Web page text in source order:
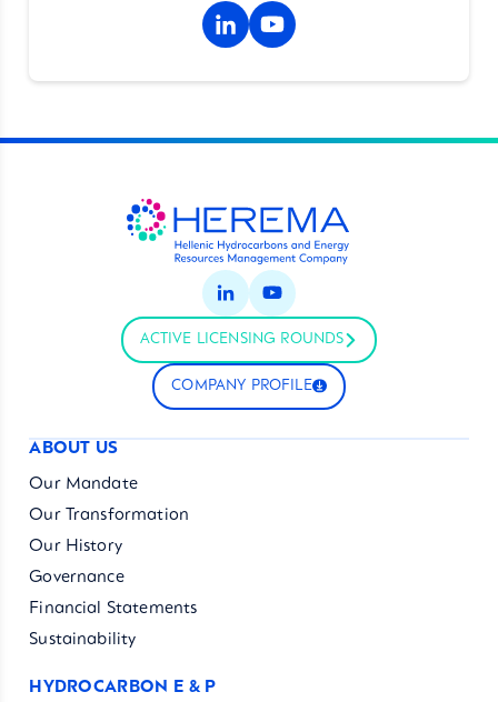
ACTIVE LICENSING ROUNDS
COMPANY PROFILE
ABOUT US
Our Mandate
Our Transformation
Our History
Governance
Financial Statements
Sustainability
HYDROCARBON E & P